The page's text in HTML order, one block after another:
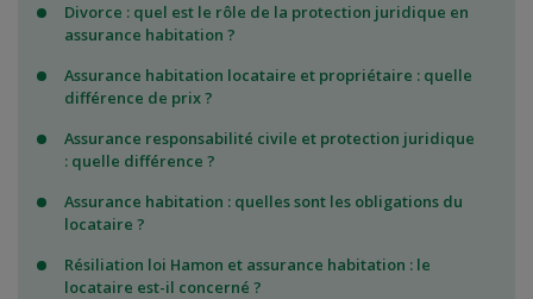
Divorce : quel est le rôle de la protection juridique en
assurance habitation ?
Assurance habitation locataire et propriétaire : quelle
différence de prix ?
Assurance responsabilité civile et protection juridique
: quelle différence ?
Assurance habitation : quelles sont les obligations du
locataire ?
Résiliation loi Hamon et assurance habitation : le
locataire est-il concerné ?